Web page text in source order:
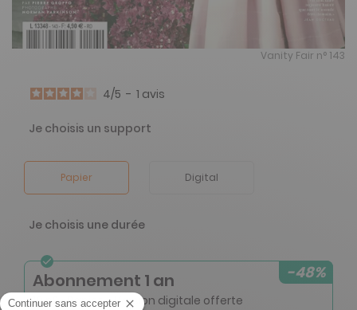
Vanity Fair n° 143
4/5 - 1 avis
Je choisis un support
Papier Digital
Je choisis une durée
-48%
Abonnement 1 an
10 n° • Papier + Version digitale offerte